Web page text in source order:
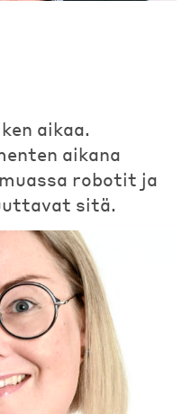
aikaa.
aikana
robotit ja
sitä.